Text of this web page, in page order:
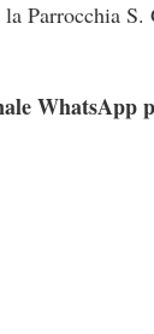
Parrocchia
WhatsApp